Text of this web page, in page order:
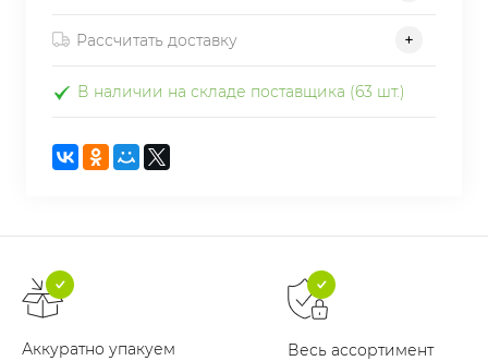
Рассчитать доставку
В наличии на складе поставщика (63 шт.)
Аккуратно упакуем
Весь ассортимент